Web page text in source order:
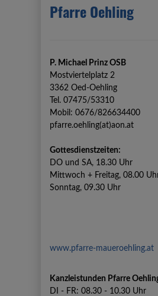
Pfarre Oehling
P. Michael Prinz OSB
Mostviertelplatz 2
3362 Oed-Oehling
Tel. 07475/53310
Mobil: 0676/826634400
pfarre.oehling(at)aon.at
Gottesdienstzeiten:
DO und SA, 18.30 Uhr
Mittwoch + Freitag, 08.00
Sonntag, 09.30 Uhr
www.pfarre-maueroehling.at
Kanzleistunden Pfarre
DI - FR: 08.30 - 10.30 Uhr